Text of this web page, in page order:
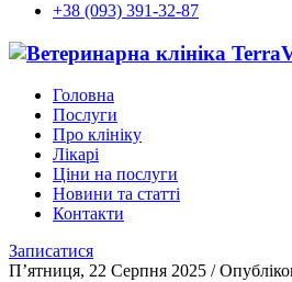
+38 (093) 391-32-87
Головна
Послуги
Про клініку
Лікарі
Ціни на послуги
Новини та статті
Контакти
Записатися
П’ятниця, 22 Серпня 2025 /